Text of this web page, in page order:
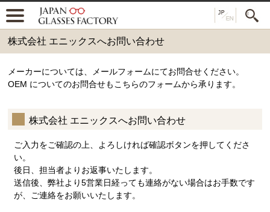
株式会社 エニックスへお問い合わせ
メーカーについては、メールフォームにてお問合せください。
OEM についてのお問合せもこちらのフォームから承ります。
株式会社 エニックスへお問い合わせ
ご入力をご確認の上、よろしければ確認ボタンを押してくださ
い。
後日、担当者よりお返事いたします。
送信後、弊社より5営業日経っても連絡がない場合はお手数です
が、ご連絡をお願いいたします。